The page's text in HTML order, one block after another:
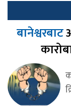
बानेश्वरबाट